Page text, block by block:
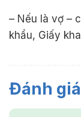
– Nếu là vợ –
khẩu, Giấy
Đánh